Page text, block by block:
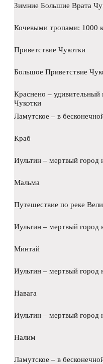
Зимние Большие Врата
Кочевыми тропами: 1000
Приветствие Чукотки
Большое Приветствие
Краснено –
Чукотки
Ламутское – в
Краб
Иультин – мертвый город
Мальма
Путешествие по реке
Иультин – мертвый город
Минтай
Иультин – мертвый город
Навага
Иультин – мертвый город
Налим
Ламутское – в